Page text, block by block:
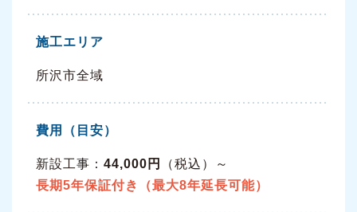
施工エリア
所沢市全域
費用（目安）
新設工事： 44,000円
（税込）～
長期5年保証付き（最大8年延長可能）